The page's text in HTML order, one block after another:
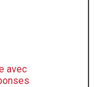
avec